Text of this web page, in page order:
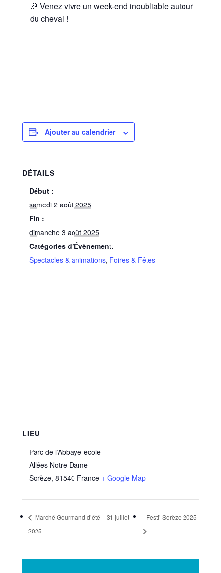
🎉 Venez vivre un week-end inoubliable autour
du cheval !
Ajouter au calendrier
DÉTAILS
Début :
samedi 2 août 2025
Fin :
dimanche 3 août 2025
Catégories d’Évènement:
Spectacles & animations, Foires & Fêtes
LIEU
Parc de l’Abbaye-école
Allées Notre Dame
Sorèze, 81540 France + Google Map
Marché Gourmand d’été – 31 juillet
2025
Festi’ Sorèze 2025